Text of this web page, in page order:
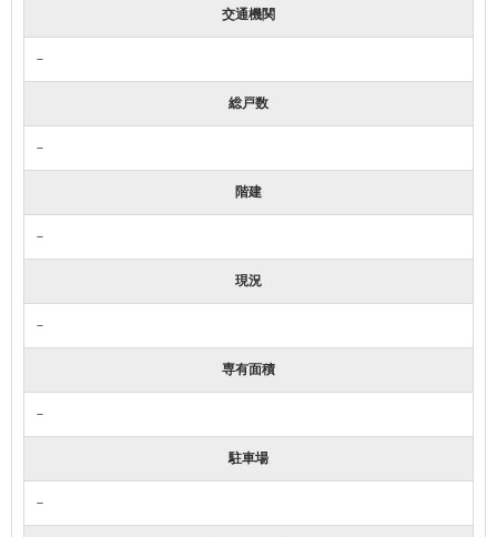
交通機関
－
総戸数
－
階建
－
現況
－
専有面積
－
駐車場
－